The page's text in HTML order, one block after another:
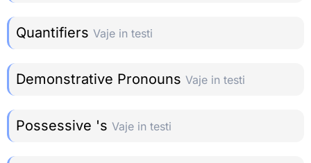
Quantifiers Vaje in testi
Demonstrative Pronouns Vaje in testi
Possessive 's Vaje in testi